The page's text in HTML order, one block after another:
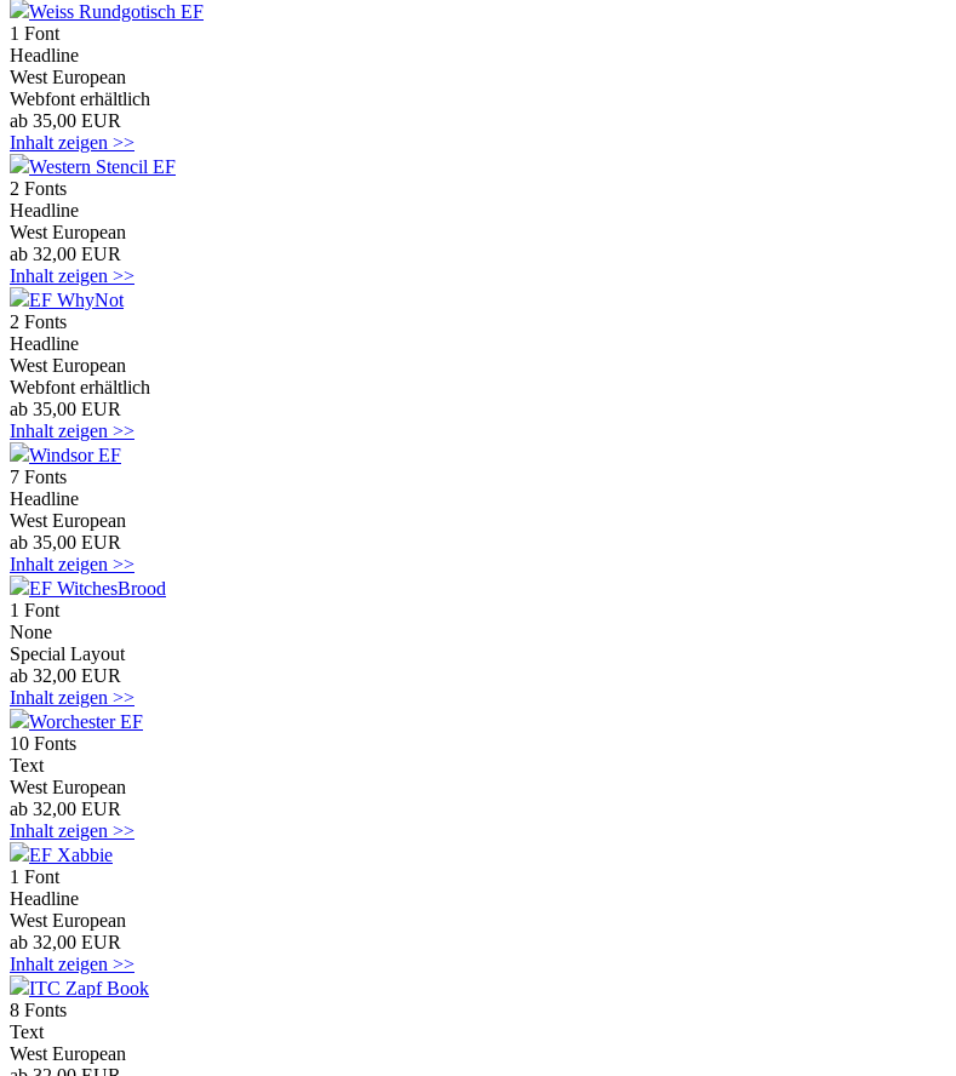
Weiss Rundgotisch EF
1 Font
Headline
West European
Webfont erhältlich
ab 35,00 EUR
Inhalt zeigen >>
Western Stencil EF
2 Fonts
Headline
West European
ab 32,00 EUR
Inhalt zeigen >>
EF WhyNot
2 Fonts
Headline
West European
Webfont erhältlich
ab 35,00 EUR
Inhalt zeigen >>
Windsor EF
7 Fonts
Headline
West European
ab 35,00 EUR
Inhalt zeigen >>
EF WitchesBrood
1 Font
None
Special Layout
ab 32,00 EUR
Inhalt zeigen >>
Worchester EF
10 Fonts
Text
West European
ab 32,00 EUR
Inhalt zeigen >>
EF Xabbie
1 Font
Headline
West European
ab 32,00 EUR
Inhalt zeigen >>
ITC Zapf Book
8 Fonts
Text
West European